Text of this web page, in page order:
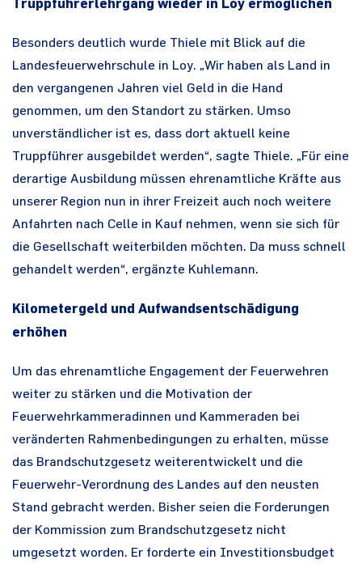
Truppführerlehrgang wieder in Loy ermöglichen
Besonders deutlich wurde Thiele mit Blick auf die
Landesfeuerwehrschule in Loy. „Wir haben als Land in
den vergangenen Jahren viel Geld in die Hand
genommen, um den Standort zu stärken. Umso
unverständlicher ist es, dass dort aktuell keine
Truppführer ausgebildet werden“, sagte Thiele. „Für eine
derartige Ausbildung müssen ehrenamtliche Kräfte aus
unserer Region nun in ihrer Freizeit auch noch weitere
Anfahrten nach Celle in Kauf nehmen, wenn sie sich für
die Gesellschaft weiterbilden möchten. Da muss schnell
gehandelt werden“, ergänzte Kuhlemann.
Kilometergeld und Aufwandsentschädigung
erhöhen
Um das ehrenamtliche Engagement der Feuerwehren
weiter zu stärken und die Motivation der
Feuerwehrkammeradinnen und Kammeraden bei
veränderten Rahmenbedingungen zu erhalten, müsse
das Brandschutzgesetz weiterentwickelt und die
Feuerwehr-Verordnung des Landes auf den neusten
Stand gebracht werden. Bisher seien die Forderungen
der Kommission zum Brandschutzgesetz nicht
umgesetzt worden. Er forderte ein Investitionsbudget